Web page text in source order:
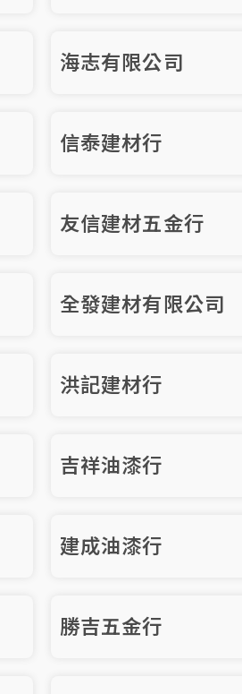
海志有限公司
信泰建材行
友信建材五金行
全發建材有限公司
洪記建材行
吉祥油漆行
建成油漆行
勝吉五金行